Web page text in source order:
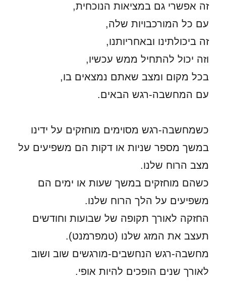
זה אפשרי גם במציאות הנוכחית,
עם כל המורכבויות שלה,
זה ביכולתינו ובאחריותנו,
וזה יכול להתחיל ממש עכשיו,
בכל מקום ומצב שאתם נמצאים בו,
עם המחשבה-רגש הבאים.
כשמחשבה-רגש מסוימים מוחזקים על ידינו
במשך מספר שניות או דקות הם משפיעים על
מצב הרוח שלנו.
כשהם מוחזקים במשך שעות או ימים הם
משפיעים על הלך הרוח שלנו.
החזקה לאורך תקופה של שבועות וחודשים
תעצב את המזג שלנו (טמפרמנט).
מחשבה-רגש הנחשבים-מורגשים שוב ושוב
לאורך שנים הופכים להיות אופי.